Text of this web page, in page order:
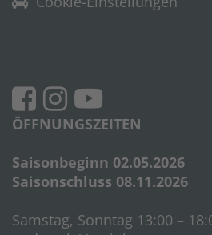
ÖFFNUNGSZEITEN
Saisonbeginn 02.05.2026
Saisonschluss 08.11.2026
Samstag, Sonntag 13:00 –